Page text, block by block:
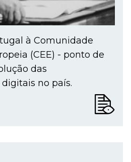
à Comunidade
(CEE) - ponto de
das
no país.